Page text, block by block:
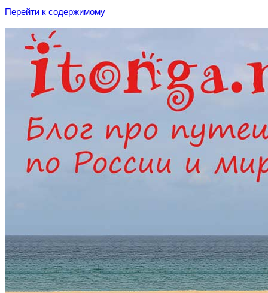
Перейти к содержимому